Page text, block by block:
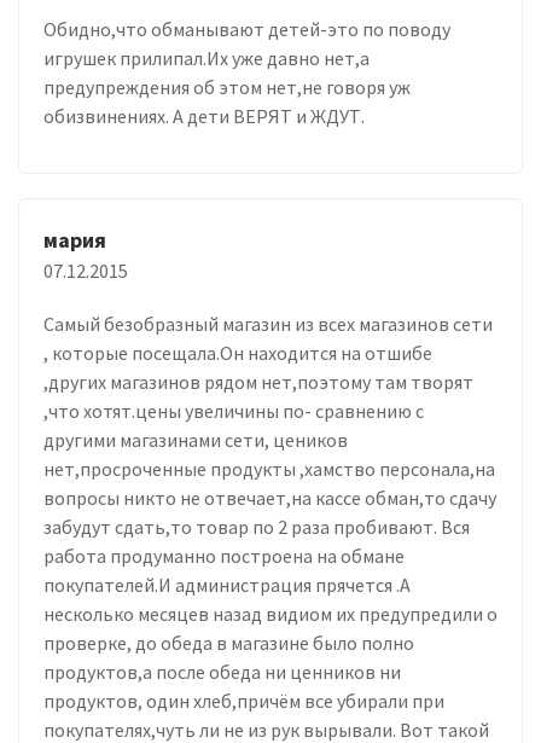
Обидно,что обманывают детей-это по поводу
игрушек прилипал.Их уже давно нет,а
предупреждения об этом нет,не говоря уж
обизвинениях. А дети ВЕРЯТ и ЖДУТ.
мария
07.12.2015
Самый безобразный магазин из всех магазинов сети
, которые посещала.Он находится на отшибе
,других магазинов рядом нет,поэтому там творят
,что хотят.цены увеличины по- сравнению с
другими магазинами сети, цеников
нет,просроченные продукты ,хамство персонала,на
вопросы никто не отвечает,на кассе обман,то сдачу
забудут сдать,то товар по 2 раза пробивают. Вся
работа продуманно построена на обмане
покупателей.И администрация прячется .А
несколько месяцев назад видиом их предупредили о
проверке, до обеда в магазине было полно
продуктов,а после обеда ни ценников ни
продуктов, один хлеб,причём все убирали при
покупателях,чуть ли не из рук вырывали. Вот такой